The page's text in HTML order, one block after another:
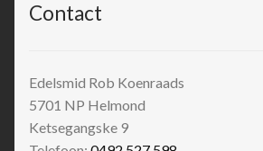
Contact
Edelsmid Rob Koenraads
5701 NP Helmond
Ketsegangske 9